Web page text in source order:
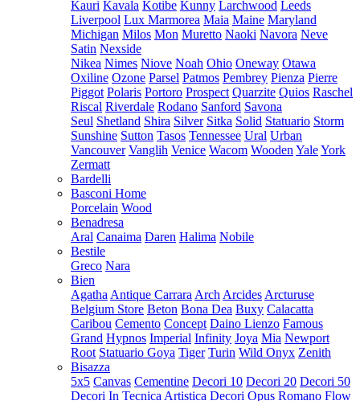
Kauri Kavala Kotibe Kunny Larchwood Leeds
Liverpool Lux Marmorea Maia Maine Maryland
Michigan Milos Mon Muretto Naoki Navora Neve
Satin Nexside
Nikea Nimes Niove Noah Ohio Oneway Otawa
Oxiline Ozone Parsel Patmos Pembrey Pienza Pierre
Piggot Polaris Portoro Prospect Quarzite Quios Raschel
Riscal Riverdale Rodano Sanford Savona
Seul Shetland Shira Silver Sitka Solid Statuario Storm
Sunshine Sutton Tasos Tennessee Ural Urban
Vancouver Vanglih Venice Wacom Wooden YaleYork
Zermatt
Bardelli
Basconi Home
Porcelain Wood
Benadresa
Aral Canaima Daren Halima Nobile
Bestile
Greco Nara
Bien
Agatha Antique Carrara Arch Arcides Arcturuse
Belgium Store Beton Bona Dea Buxy Calacatta
Caribou Cemento Concept Daino Lienzo Famous
Grand Hypnos Imperial Infinity Joya Mia Newport
Root Statuario Goya Tiger Turin Wild Onyx Zenith
Bisazza
5x5 Canvas Cementine Decori 10 Decori 20 Decori 50
Decori In Tecnica Artistica Decori Opus Romano Flow